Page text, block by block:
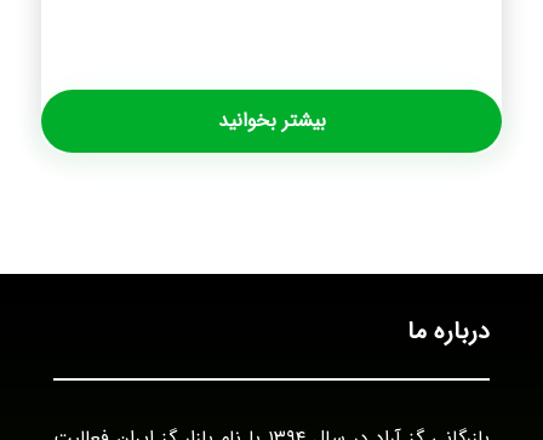
بیشتر بخوانید
درباره ما